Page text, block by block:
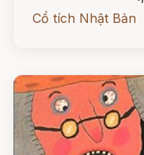
Cổ tích Nhật Bản